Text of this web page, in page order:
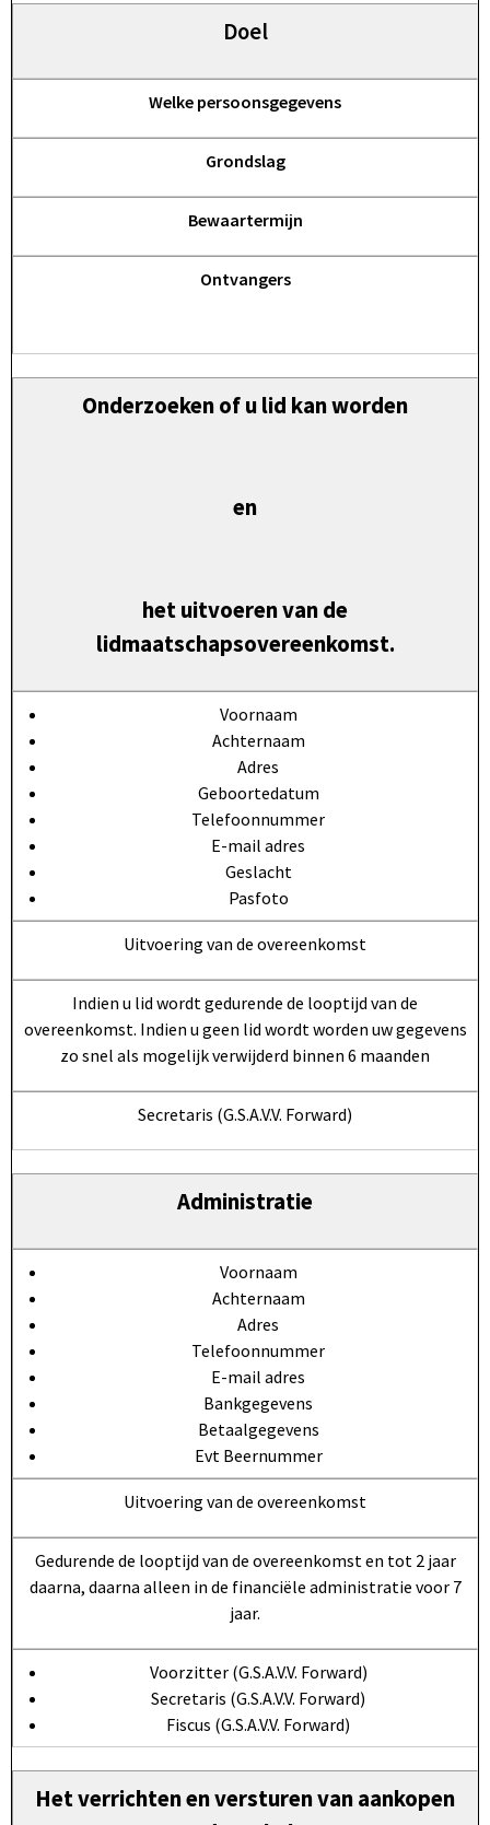
Doel
Welke persoonsgegevens
Grondslag
Bewaartermijn
Ontvangers
Onderzoeken of u lid kan worden
en
het uitvoeren van de
lidmaatschapsovereenkomst.
Voornaam
Achternaam
Adres
Geboortedatum
Telefoonnummer
E-mail adres
Geslacht
Pasfoto
Uitvoering van de overeenkomst
Indien u lid wordt gedurende de looptijd van de
overeenkomst. Indien u geen lid wordt worden uw gegevens
zo snel als mogelijk verwijderd binnen 6 maanden
Secretaris (G.S.A.V.V. Forward)
Administratie
Voornaam
Achternaam
Adres
Telefoonnummer
E-mail adres
Bankgegevens
Betaalgegevens
Evt Beernummer
Uitvoering van de overeenkomst
Gedurende de looptijd van de overeenkomst en tot 2 jaar
daarna, daarna alleen in de financiële administratie voor 7
jaar.
Voorzitter (G.S.A.V.V. Forward)
Secretaris (G.S.A.V.V. Forward)
Fiscus (G.S.A.V.V. Forward)
Het verrichten en versturen van aankopen